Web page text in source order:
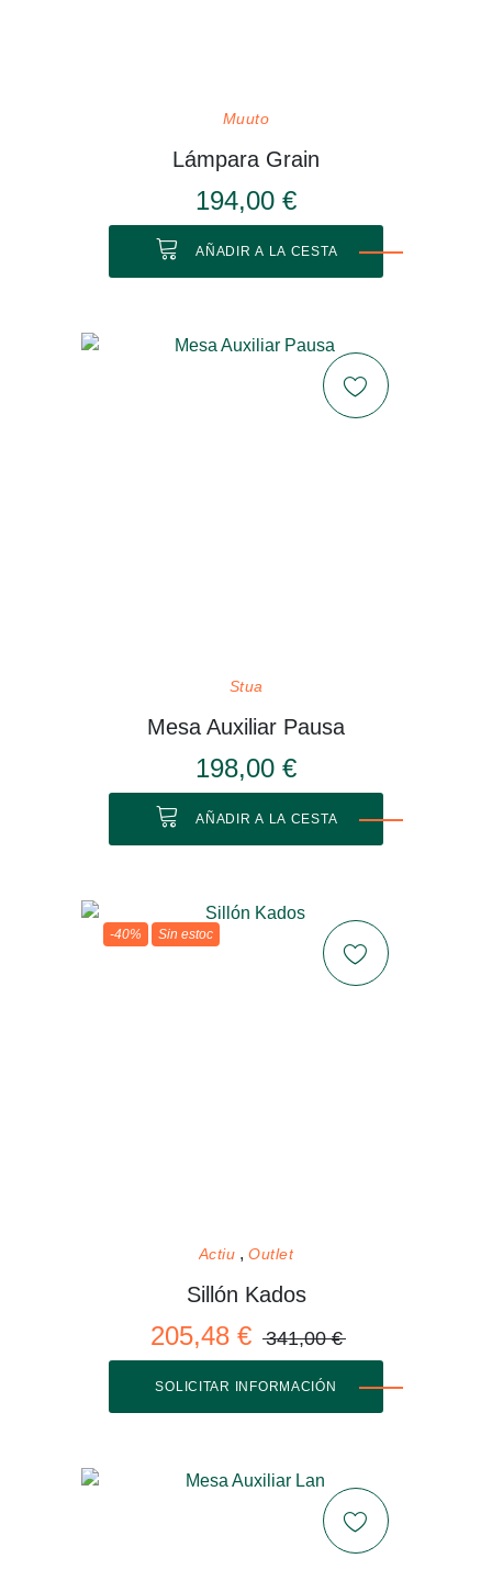
Muuto
Lámpara Grain
194,00 €
AÑADIR A LA CESTA
Stua
Mesa Auxiliar Pausa
198,00 €
AÑADIR A LA CESTA
-40% Sin estoc
Actiu Outlet
Sillón Kados
205,48 € 341,00 €
SOLICITAR INFORMACIÓN